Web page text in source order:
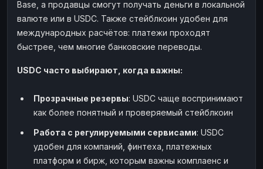
Base, а продавцы смогут получать деньги в локальной
валюте или в USDC. Также стейблкоин удобен для
международных расчётов: платежи проходят
быстрее, чем многие банковские переводы.
USDC часто выбирают, когда важны:
Прозрачные резервы: USDC чаще воспринимают
как более понятный и проверяемый стейблкоин
Работа с регулируемыми сервисами: USDC
удобен для компаний, финтеха, платежных
платформ и бирж, которым важны комплаенс и